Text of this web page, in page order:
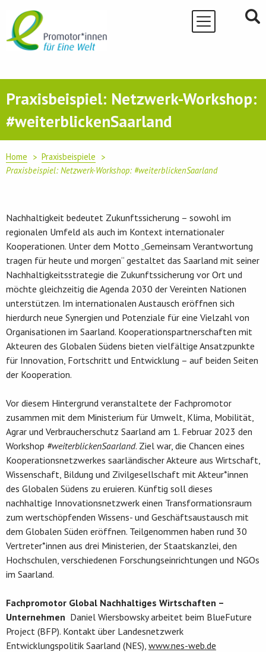
content
Praxisbeispiel: Netzwerk-Workshop:
#weiterblickenSaarland
Home
Praxisbeispiele
Praxisbeispiel: Netzwerk-Workshop: #weiterblickenSaarland
Nachhaltigkeit bedeutet Zukunftssicherung – sowohl im
regionalen Umfeld als auch im Kontext internationaler
Kooperationen. Unter dem Motto „Gemeinsam Verantwortung
tragen für heute und morgen“ gestaltet das Saarland mit seiner
Nachhaltigkeitsstrategie die Zukunftssicherung vor Ort und
möchte gleichzeitig die Agenda 2030 der Vereinten Nationen
unterstützen. Im internationalen Austausch eröffnen sich
hierdurch neue Synergien und Potenziale für eine Vielzahl von
Organisationen im Saarland. Kooperationspartnerschaften mit
Akteuren des Globalen Südens bieten vielfältige Ansatzpunkte
für Innovation, Fortschritt und Entwicklung – auf beiden Seiten
der Kooperation.
Vor diesem Hintergrund veranstaltete der Fachpromotor
zusammen mit dem Ministerium für Umwelt, Klima, Mobilität,
Agrar und Verbraucherschutz Saarland am 1. Februar 2023 den
Workshop #weiterblickenSaarland. Ziel war, die Chancen eines
Kooperationsnetzwerkes saarländischer Akteure aus Wirtschaft,
Wissenschaft, Bildung und Zivilgesellschaft mit Akteur*innen
des Globalen Südens zu eruieren. Künftig soll dieses
nachhaltige Innovationsnetzwerk einen Transformationsraum
zum wertschöpfenden Wissens- und Geschäftsaustausch mit
dem Globalen Süden eröffnen. Teilgenommen haben rund 30
Vertreter*innen aus drei Ministerien, der Staatskanzlei, den
Hochschulen, verschiedenen Forschungseinrichtungen und NGOs
im Saarland.
Fachpromotor Global Nachhaltiges Wirtschaften –
Unternehmen Daniel Wiersbowsky arbeitet beim BlueFuture
Project (BFP). Kontakt über Landesnetzwerk
Entwicklungspolitik Saarland (NES), www.nes-web.de